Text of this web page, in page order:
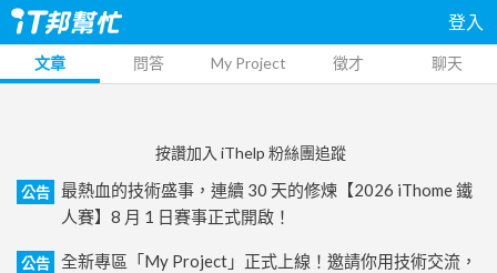
登入
文章 問答 My Project 徵才 聊天
按讚加入 iThelp 粉絲團追蹤
公告
最熱血的技術盛事，連續 30 天的修煉【2026 iThome 鐵
人賽】8 月 1 日賽事正式開啟！
公告
全新專區「My Project」正式上線！邀請你用技術交流，